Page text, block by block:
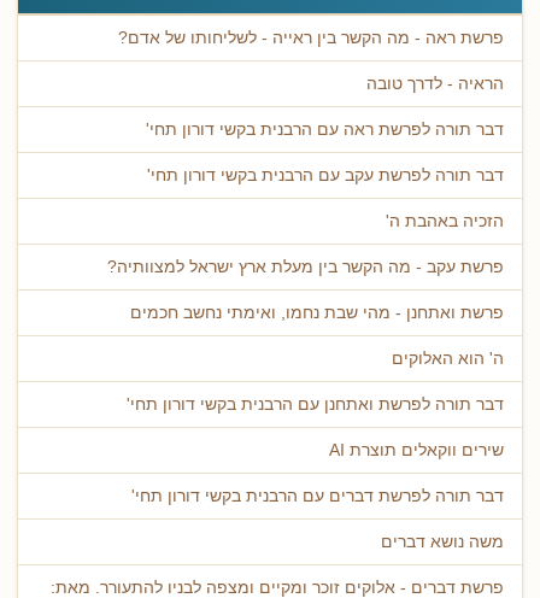
פרשת ראה - מה הקשר בין ראייה - לשליחותו של אדם?
הראיה - לדרך טובה
דבר תורה לפרשת ראה עם הרבנית בקשי דורון תחי'
דבר תורה לפרשת עקב עם הרבנית בקשי דורון תחי'
הזכיה באהבת ה'
פרשת עקב - מה הקשר בין מעלת ארץ ישראל למצוותיה?
פרשת ואתחנן - מהי שבת נחמו, ואימתי נחשב חכמים
ה' הוא האלוקים
דבר תורה לפרשת ואתחנן עם הרבנית בקשי דורון תחי'
שירים ווקאלים תוצרת AI
דבר תורה לפרשת דברים עם הרבנית בקשי דורון תחי'
משה נושא דברים
פרשת דברים - אלוקים זוכר ומקיים ומצפה לבניו להתעורר. מאת: